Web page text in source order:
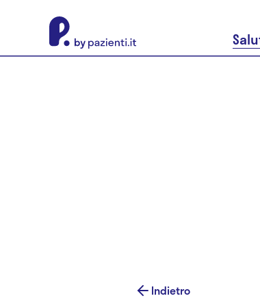
Indietro